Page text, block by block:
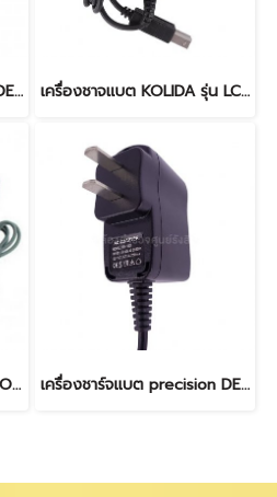
เครื่องชาร์จแบต precision DE-2L/DE-2L (ชนิด TYPE-C) เครื่องชาจแบต KOLIDA รุ่น LC-10
เครื่องชาร์จแบตเตอรี่ TOPCON GTS Series เครื่องชาร์จแบต precision DE-2L